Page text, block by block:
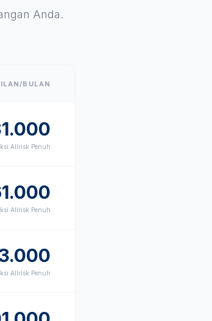
Anda.
BULAN
Allrisk Penuh
Allrisk Penuh
Allrisk Penuh